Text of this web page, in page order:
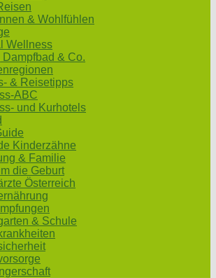
& Wohlfühlen
Wellness
Dampfbad & Co.
& Reisetipps
ABC
und Kurhotels
Kinderzähne
& Familie
die Geburt
Österreich
& Schule